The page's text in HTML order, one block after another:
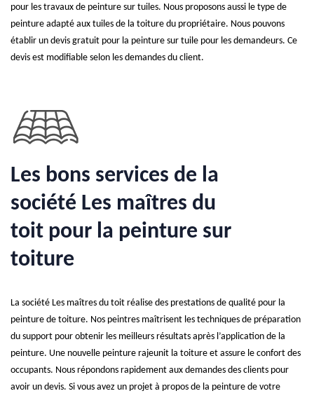
pour les travaux de peinture sur tuiles. Nous proposons aussi le type de
peinture adapté aux tuiles de la toiture du propriétaire. Nous pouvons
établir un devis gratuit pour la peinture sur tuile pour les demandeurs. Ce
devis est modifiable selon les demandes du client.
Les bons services de la
société Les maîtres du
toit pour la peinture sur
toiture
La société Les maîtres du toit réalise des prestations de qualité pour la
peinture de toiture. Nos peintres maîtrisent les techniques de préparation
du support pour obtenir les meilleurs résultats après l’application de la
peinture. Une nouvelle peinture rajeunit la toiture et assure le confort des
occupants. Nous répondons rapidement aux demandes des clients pour
avoir un devis. Si vous avez un projet à propos de la peinture de votre